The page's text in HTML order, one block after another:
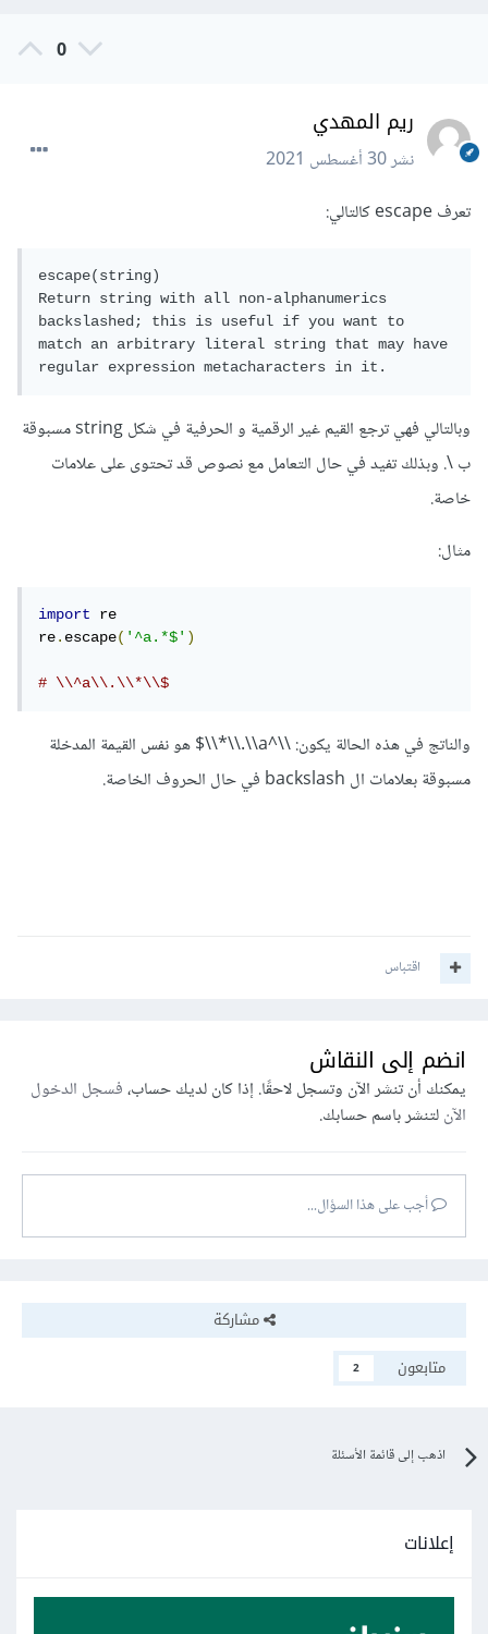
0
ريم المهدي
نشر30 أغسطس 2021
تعرف escape كالتالي:
escape(string)
Return string with all non-alphanumerics
backslashed; this is useful if you want to
match an arbitrary literal string that may have
regular expression metacharacters in it.
وبالتالي فهي ترجع القيم غير الرقمية و الحرفية في شكل string مسبوقة
ب \. وبذلك تفيد في حال التعامل مع نصوص قد تحتوى على علامات
خاصة.
مثال:
import
re
re.escape('^a.*$')
# \\^a\\.\\*\\$
والناتج في هذه الحالة يكون: \\^a\\.\\*\\$ هو نفس القيمة المدخلة
مسبوقة بعلامات ال backslash في حال الحروف الخاصة.
اقتباس
انضم إلى النقاش
يمكنك أن تنشر الآن وتسجل لاحقًا. إذا كان لديك حساب،فسجل الدخول
الآنلتنشر باسم حسابك.
أجب على هذا السؤال...
مشاركة
متابعون
2
اذهب إلى قائمة الأسئلة
إعلانات